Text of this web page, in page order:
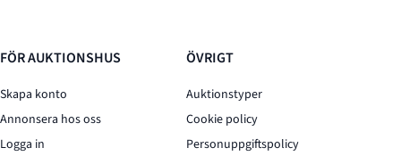
FÖR AUKTIONSHUS
Skapa konto
Annonsera hos oss
Logga in
ÖVRIGT
Auktionstyper
Cookie policy
Personuppgiftspolicy